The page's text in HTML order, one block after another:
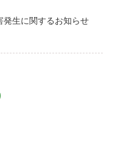
発生に関するお知らせ